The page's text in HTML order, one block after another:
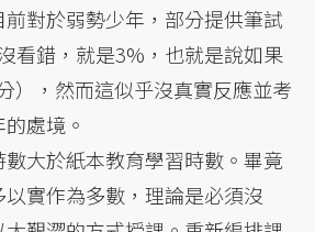
對於弱勢少年，部分提供筆試
看錯，就是3%，也就是說如果
），然而這似乎沒真實反應並考
處境。
大於紙本教育學習時數。畢竟
實作為多數，理論是必須沒